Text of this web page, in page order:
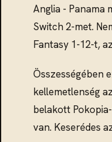
Anglia - Panama
Switch 2-met.
Fantasy 1-12-t,
Összességében
kellemetlenség
belakott
van. Keserédes